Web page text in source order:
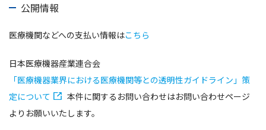
公開情報
医療機関などへの支払い情報はこちら
日本医療機器産業連合会
「医療機器業界における医療機関等との透明性ガイドライン」策
定について
本件に関するお問い合わせはお問い合わせページ
よりお願いいたします。